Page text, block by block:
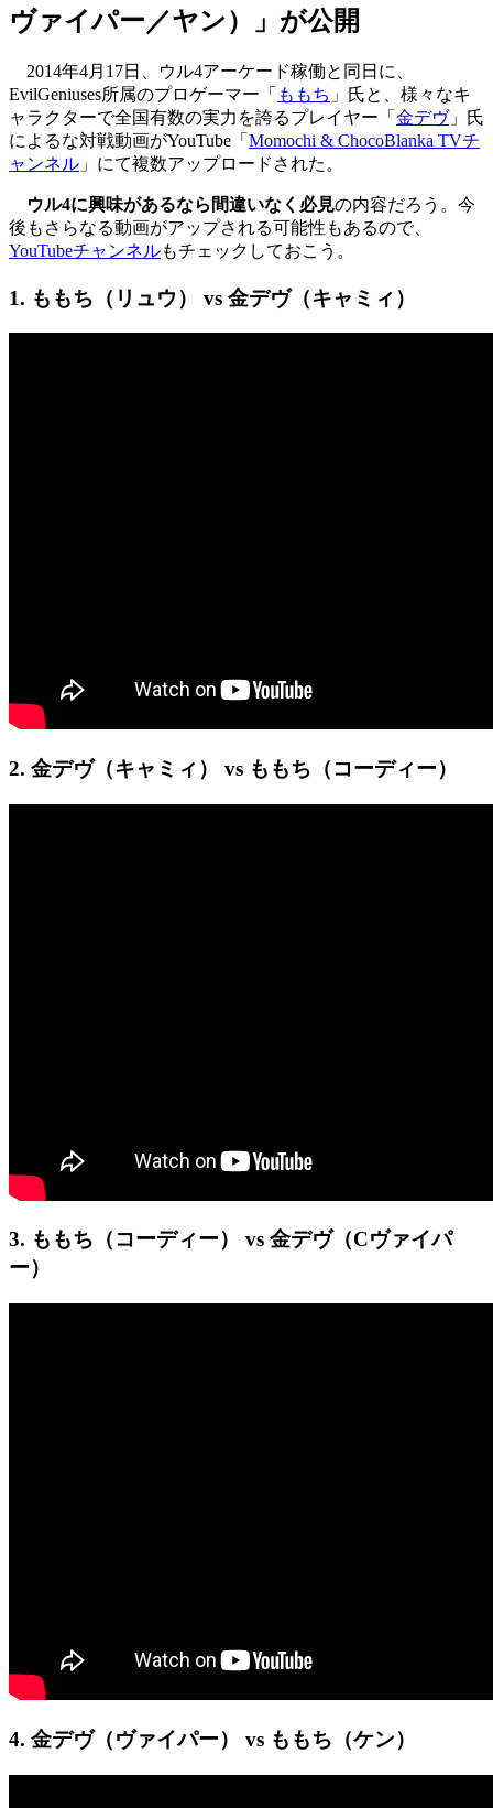
ヴァイパー／ヤン）」が公開
2014年4月17日、ウル4アーケード稼働と同日に、
EvilGeniuses所属のプロゲーマー「 ももち 」氏と、様々なキ
ャラクターで全国有数の実力を誇るプレイヤー「 金デヴ」氏
によるな対戦動画がYouTube「 Momochi & ChocoBlanka TVチ
ャンネル 」にて複数アップロードされた。
ウル4に興味があるなら間違いなく必見の内容だろう。今
後もさらなる動画がアップされる可能性もあるので、
YouTubeチャンネルもチェックしておこう。
1. ももち（リュウ） vs 金デヴ（キャミィ）
2. 金デヴ（キャミィ） vs ももち（コーディー）
3. ももち（コーディー） vs 金デヴ（Cヴァイパ
ー）
4. 金デヴ（ヴァイパー） vs ももち（ケン）